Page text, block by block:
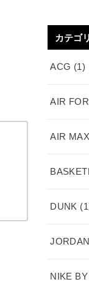
カテゴ
ACG (1)
AIR
AIR MAX
DUNK
JORDAN
NIKE